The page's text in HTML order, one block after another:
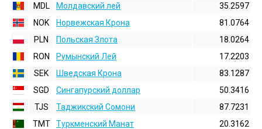
MDL
Молдавский лей
35.2597
NOK
Норвежская Крона
81.0764
PLN
Польская Злота
18.0264
RON
Румынский Лей
17.2203
SEK
Шведская Крона
83.1287
SGD
Сингапурский доллар
50.3416
TJS
Таджикский Сомони
87.7231
TMT
Туркменский Манат
20.3162